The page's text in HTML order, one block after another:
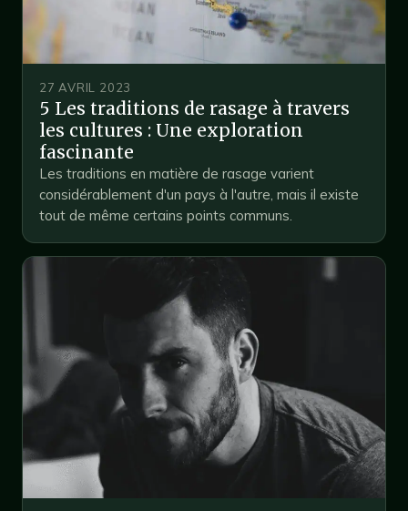
27 AVRIL 2023
5 Les traditions de rasage à travers
les cultures : Une exploration
fascinante
Les traditions en matière de rasage varient
considérablement d'un pays à l'autre, mais il existe
tout de même certains points communs.